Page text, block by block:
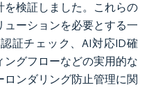
検証しました。これらの
ーションを必要とする一
証チェック、AI対応ID確
グフローなどの実用的な
ンダリング防止管理に関